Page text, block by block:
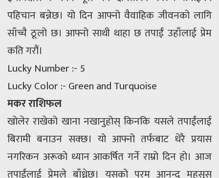
पहिचान बन्नेछ। यो दिन आफ्नो वैवाहिक जीवनको लागि
साँच्चै ठूलो छ। आफ्नो साथी थाहा छ तपाईं उहाँलाई प्रेम
कति गरौं।
Lucky Number :- 5
Lucky Color :- Green and Turquoise
मकर राशिफल
खोलेर राखेको खाना नखानुहोस् किनकि यसले तपाईंलाई
बिरामी बनाउन सक्छ। यो आफ्नो तर्फबाट धेरै प्रयास
नगरिकन अरूको ध्यान आकर्षित गर्ने राम्रो दिन हो। आज
तपाईंलाई प्रेमले बाँध्नेछ। यसको परम आनन्द महसुस